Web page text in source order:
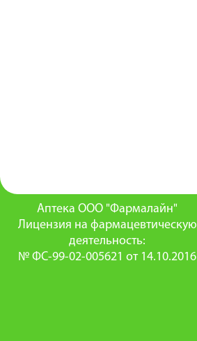
Аптека ООО "Фармалайн"
Лицензия на фармацевтическую
деятельность:
№ ФС-99-02-005621 от 14.10.2016